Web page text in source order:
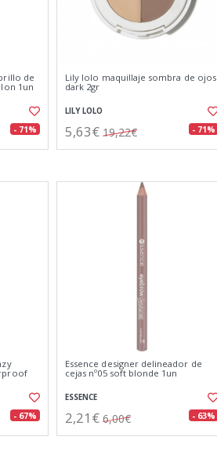
de
1un
- 71%
Lily lolo maquillaje sombra de ojos
dark 2gr
LILY LOLO
5,63€ 19,22€ - 71%
- 67%
Essence designer delineador de
cejas nº05 soft blonde 1un
ESSENCE
2,21€ 6,00€ - 63%